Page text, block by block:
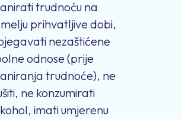
trudnoću na
prihvatljive dobi,
nezaštićene
odnose (prije
trudnoće), ne
ne konzumirati
imati umjerenu